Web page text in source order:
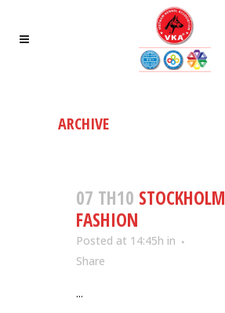
ARCHIVE
07 TH10 STOCKHOLM
FASHION
Posted at 14:45h in
Share
...